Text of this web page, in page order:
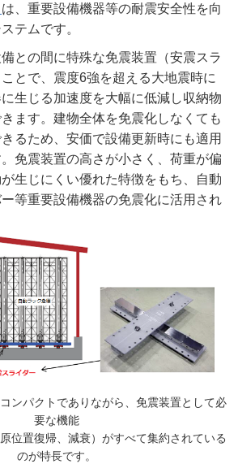
は、重要設備機器等の耐震安全性を向
テムです。
との間に特殊な免震装置（安震スラ
とで、震度6強を超える大地震時に
生じる加速度を大幅に低減し収納物
ます。建物全体を免震化しなくても
るため、安価で設備更新時にも適用
免震装置の高さが小さく、荷重が偏
生じにくい優れた特徴をもち、自動
等重要設備機器の免震化に活用され
ンパクトでありながら、免震装置として必
要な機能
位置復帰、減衰）がすべて集約されている
のが特長です。